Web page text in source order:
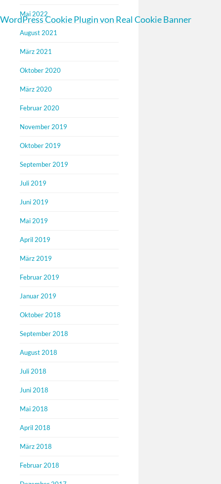
Mai 2022
August 2021
März 2021
Oktober 2020
März 2020
Februar 2020
November 2019
Oktober 2019
September 2019
Juli 2019
Juni 2019
Mai 2019
April 2019
März 2019
Februar 2019
Januar 2019
Oktober 2018
September 2018
August 2018
Juli 2018
Juni 2018
Mai 2018
April 2018
März 2018
Februar 2018
WordPress Cookie Plugin von Real Cookie Banner